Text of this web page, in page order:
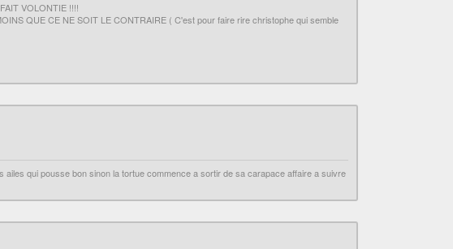
VOLONTIE !!!!
QUE CE NE SOIT LE CONTRAIRE ( C'est pour faire rire christophe qui semble
qui pousse bon sinon la tortue commence a sortir de sa carapace affaire a suivre